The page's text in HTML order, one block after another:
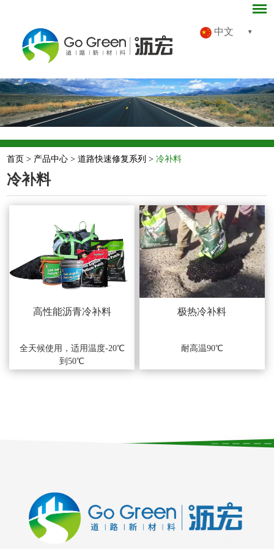
中文
首页 > 产品中心 >道路快速修复系列 >冷补料
冷补料
高性能沥青冷补料
全天候使用，适用温度-20℃
到50℃
极热冷补料
耐高温90℃